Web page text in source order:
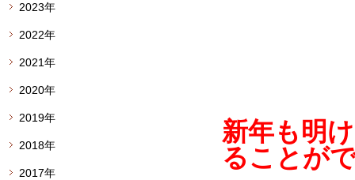
新年も明
ることが
2023年
2022年
2021年
2020年
2019年
2018年
2017年